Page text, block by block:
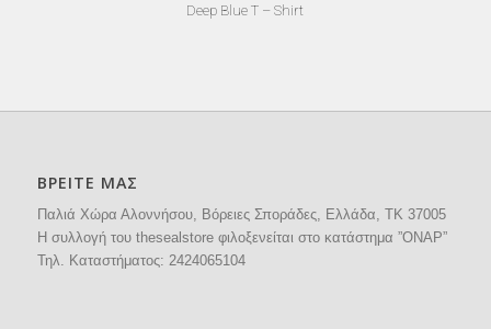
Deep Blue T – Shirt
ΒΡΕΙΤΕ ΜΑΣ
Παλιά Χώρα Αλοννήσου, Βόρειες Σποράδες, Ελλάδα, ΤΚ 37005
H συλλογή του thesealstore φιλοξενείται στο κατάστημα ”ΟΝΑΡ”
Τηλ. Καταστήματος: 2424065104